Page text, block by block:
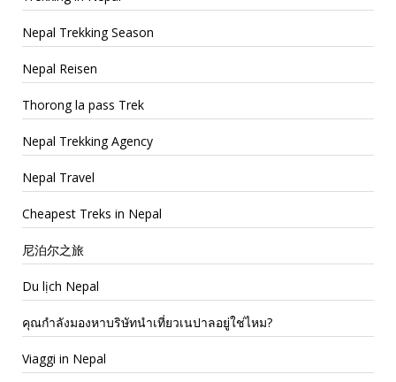
Nepal Trekking Season
Nepal Reisen
Thorong la pass Trek
Nepal Trekking Agency
Nepal Travel
Cheapest Treks in Nepal
尼泊尔之旅
Du lịch Nepal
คุณกำลังมองหาบริษัทนำเที่ยวเนปาลอยู่ใช่ไหม?
Viaggi in Nepal